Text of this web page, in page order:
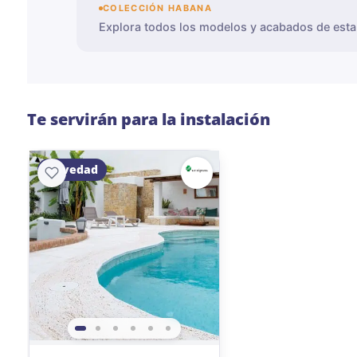
COLECCIÓN HABANA
Explora todos los modelos y acabados de
Te servirán para la instalación
Novedad